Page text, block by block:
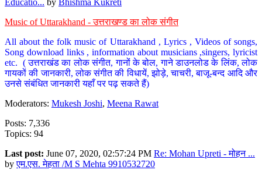
Educatio... by Bhishma Kukreti
Music of Uttarakhand - उत्तराखण्ड का लोक संगीत
All about the folk music of Uttarakhand , Lyrics , Videos of songs,
Song download links , information about musicians ,singers, lyricist
etc. ( उत्तराखंड का लोक संगीत, गानों के बोल, गाने डाउनलोड के लिंक, लोक
गायकों की जानकारी, लोक संगीत की विधायें, झोड़े, चाचरी, बाजू-बन्द आदि और
उनसे संबंधित जानकारी यहाँ पर पढ़ सकते हैं)
Moderators: Mukesh Joshi, Meena Rawat
Posts: 7,336
Topics: 94
Last post: June 07, 2020, 02:57:24 PM Re: Mohan Upreti - मोहन ...
byएम.एस. मेहता /M S Mehta 9910532720